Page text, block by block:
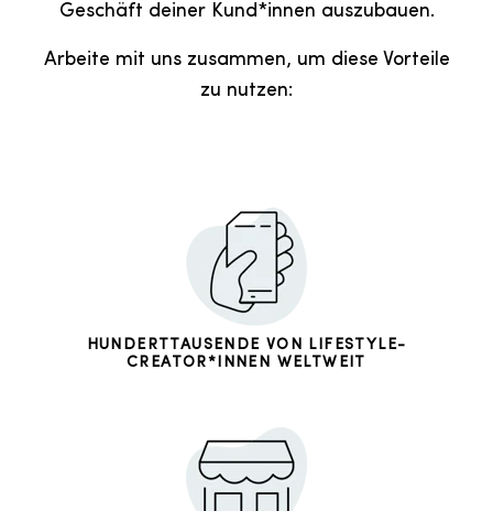
Geschäft deiner Kund*innen auszubauen.
Arbeite mit uns zusammen, um diese Vorteile
zu nutzen:
HUNDERTTAUSENDE VON LIFESTYLE-
CREATOR*INNEN WELTWEIT